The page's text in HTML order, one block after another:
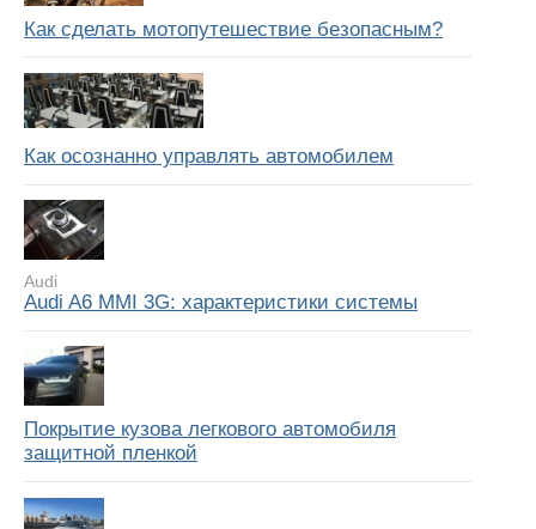
Как сделать мотопутешествие безопасным?
Как осознанно управлять автомобилем
Audi
Audi A6 MMI 3G: характеристики системы
Покрытие кузова легкового автомобиля
защитной пленкой